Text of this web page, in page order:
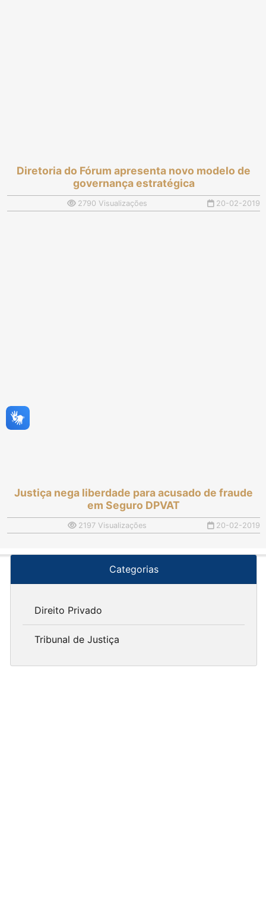
Diretoria do Fórum apresenta novo modelo de
governança estratégica
2790 Visualizações 20-02-2019
Justiça nega liberdade para acusado de fraude
em Seguro DPVAT
2197 Visualizações 20-02-2019
Categorias
Direito Privado
Tribunal de Justiça